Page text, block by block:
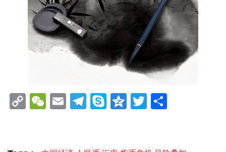
CopyWeChat
EmailTelegram
SkypeQzoneTwitter